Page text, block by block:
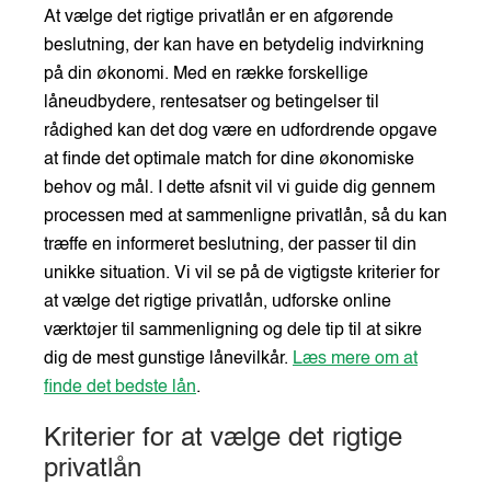
At vælge det rigtige privatlån er en afgørende
beslutning, der kan have en betydelig indvirkning
på din økonomi. Med en række forskellige
låneudbydere, rentesatser og betingelser til
rådighed kan det dog være en udfordrende opgave
at finde det optimale match for dine økonomiske
behov og mål. I dette afsnit vil vi guide dig gennem
processen med at sammenligne privatlån, så du kan
træffe en informeret beslutning, der passer til din
unikke situation. Vi vil se på de vigtigste kriterier for
at vælge det rigtige privatlån, udforske online
værktøjer til sammenligning og dele tip til at sikre
dig de mest gunstige lånevilkår. Læs mere om at
finde det bedste lån.
Kriterier for at vælge det rigtige
privatlån